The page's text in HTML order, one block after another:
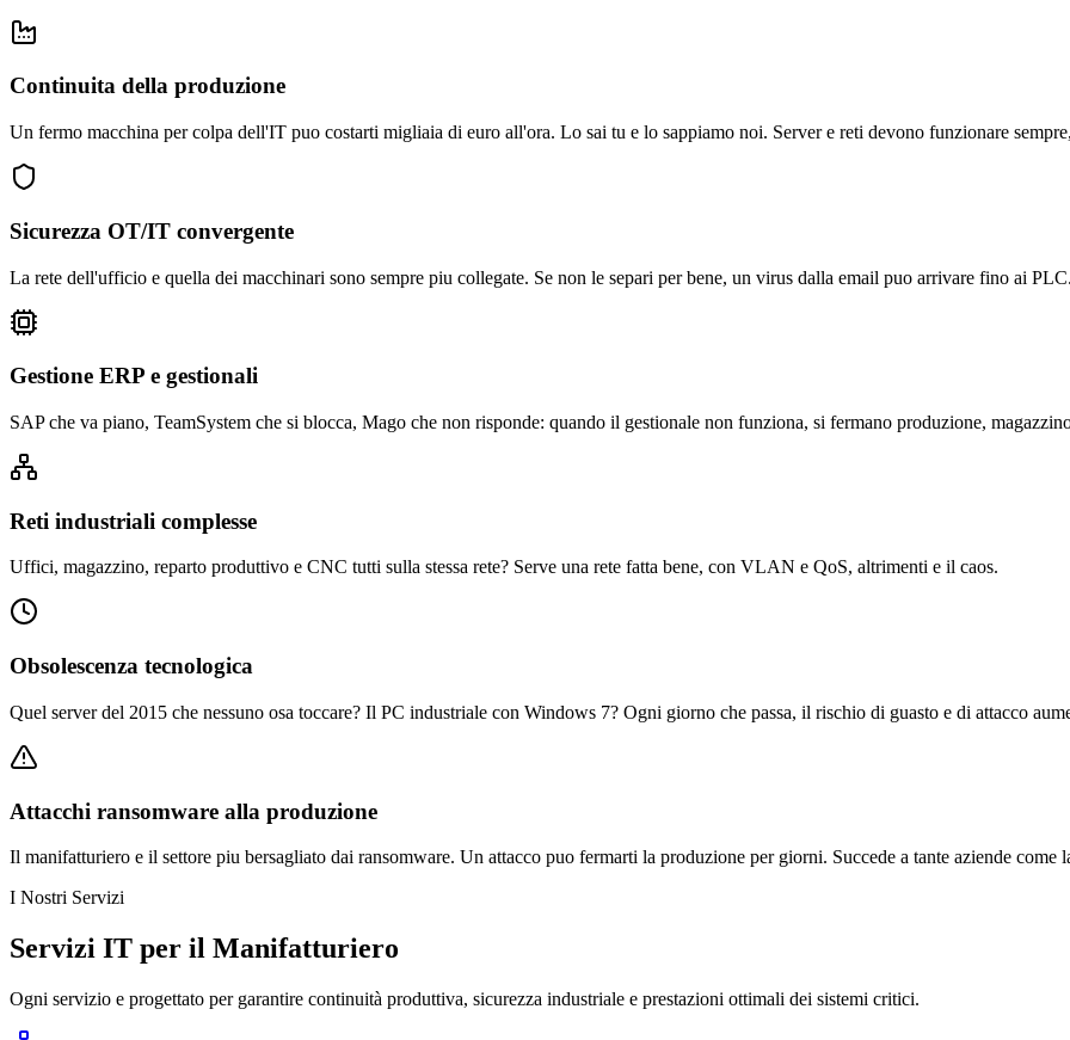
Continuita della produzione
Un fermo macchina per colpa dell'IT puo costarti migliaia di euro all'ora. Lo sai tu e lo sappiamo noi. Server e reti devono funzionare
Sicurezza OT/IT convergente
La rete dell'ufficio e quella dei macchinari sono sempre piu collegate. Se non le separi per bene, un virus dalla email puo arrivare fino ai
Gestione ERP e gestionali
SAP che va piano, TeamSystem che si blocca, Mago che non risponde: quando il gestionale non funziona, si fermano produzione,
Reti industriali complesse
Uffici, magazzino, reparto produttivo e CNC tutti sulla stessa rete? Serve una rete fatta bene, con VLAN e QoS, altrimenti e il caos.
Obsolescenza tecnologica
Quel server del 2015 che nessuno osa toccare? Il PC industriale con Windows 7? Ogni giorno che passa, il rischio di guasto e di attacco
Attacchi ransomware alla produzione
Il manifatturiero e il settore piu bersagliato dai ransomware. Un attacco puo fermarti la produzione per giorni. Succede a tante aziende come
I Nostri Servizi
Servizi IT per il Manifatturiero
Ogni servizio e progettato per garantire continuità produttiva, sicurezza industriale e prestazioni ottimali dei sistemi critici.